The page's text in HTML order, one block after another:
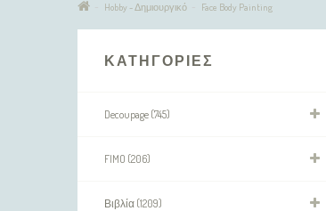
Hobby - Δημιουργικό Face Body Painting
ΚΑΤΗΓΟΡΊΕΣ
Decoupage (745)
FIMO (206)
Βιβλία (1209)